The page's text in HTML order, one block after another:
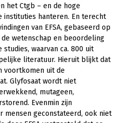
en onderwijs
het Ctgb – en de hoge
instituties hanteren. En terecht
van EFSA, gebaseerd op
wetenschap en beoordeling
waarvan ca. 800 uit
literatuur. Hieruit blijkt dat
voortkomen uit de
Glyfosaat wordt niet
mutageen,
Evenmin zijn
mensen geconstateerd, ook niet